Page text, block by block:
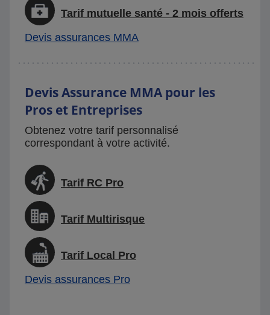
Tarif mutuelle santé - 2 mois offerts
Devis assurances MMA
Devis Assurance MMA pour les
Pros et Entreprises
Obtenez votre tarif personnalisé
correspondant à votre activité.
Tarif RC Pro
Tarif Multirisque
Tarif Local Pro
Devis assurances Pro